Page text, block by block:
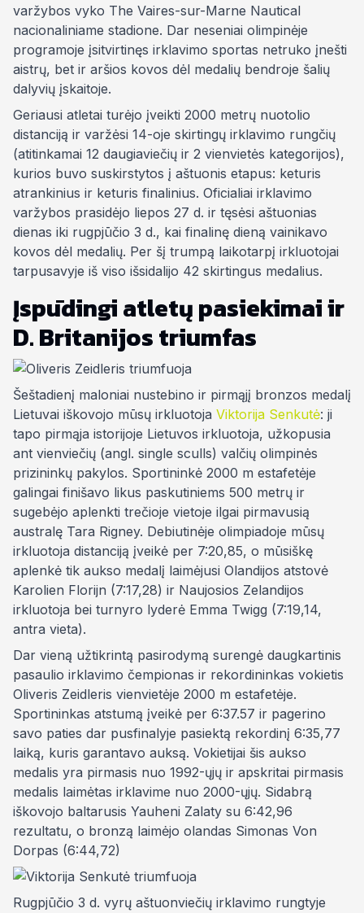
varžybos vyko The Vaires-sur-Marne Nautical
nacionaliniame stadione. Dar neseniai olimpinėje
programoje įsitvirtinęs irklavimo sportas netruko įnešti
aistrų, bet ir aršios kovos dėl medalių bendroje šalių
dalyvių įskaitoje.
Geriausi atletai turėjo įveikti 2000 metrų nuotolio
distanciją ir varžėsi 14-oje skirtingų irklavimo rungčių
(atitinkamai 12 daugiaviečių ir 2 vienvietės kategorijos),
kurios buvo suskirstytos į aštuonis etapus: keturis
atrankinius ir keturis finalinius. Oficialiai irklavimo
varžybos prasidėjo liepos 27 d. ir tęsėsi aštuonias
dienas iki rugpjūčio 3 d., kai finalinę dieną vainikavo
kovos dėl medalių. Per šį trumpą laikotarpį irkluotojai
tarpusavyje iš viso išsidalijo 42 skirtingus medalius.
Įspūdingi atletų pasiekimai ir
D. Britanijos triumfas
Šeštadienį maloniai nustebino ir pirmąjį bronzos medalį
Lietuvai iškovojo mūsų irkluotoja Viktorija Senkutė: ji
tapo pirmąja istorijoje Lietuvos irkluotoja, užkopusia
ant vienviečių (angl. single sculls) valčių olimpinės
prizininkų pakylos. Sportininkė 2000 m estafetėje
galingai finišavo likus paskutiniems 500 metrų ir
sugebėjo aplenkti trečioje vietoje ilgai pirmavusią
australę Tara Rigney. Debiutinėje olimpiadoje mūsų
irkluotoja distanciją įveikė per 7:20,85, o mūsiškę
aplenkė tik aukso medalį laimėjusi Olandijos atstovė
Karolien Florijn (7:17,28) ir Naujosios Zelandijos
irkluotoja bei turnyro lyderė Emma Twigg (7:19,14,
antra vieta).
Dar vieną užtikrintą pasirodymą surengė daugkartinis
pasaulio irklavimo čempionas ir rekordininkas vokietis
Oliveris Zeidleris vienvietėje 2000 m estafetėje.
Sportininkas atstumą įveikė per 6:37.57 ir pagerino
savo paties dar pusfinalyje pasiektą rekordinį 6:35,77
laiką, kuris garantavo auksą. Vokietijai šis aukso
medalis yra pirmasis nuo 1992-ųjų ir apskritai pirmasis
medalis laimėtas irklavime nuo 2000-ųjų. Sidabrą
iškovojo baltarusis Yauheni Zalaty su 6:42,96
rezultatu, o bronzą laimėjo olandas Simonas Von
Dorpas (6:44,72)
Rugpjūčio 3 d. vyrų aštuonviečių irklavimo rungtyje